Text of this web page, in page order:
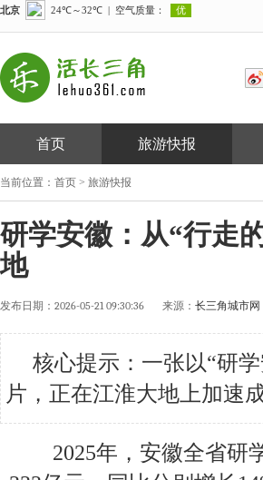
首页 旅游快报
当前位置： 首页 > 旅游快报
研学安徽：从“行走
地
发布日期： 2026-05-21 09:30:36 来源： 长三角城市网
核心提示：一张以“研
片，正在江淮大地上加速成
2025年，安徽全省研学